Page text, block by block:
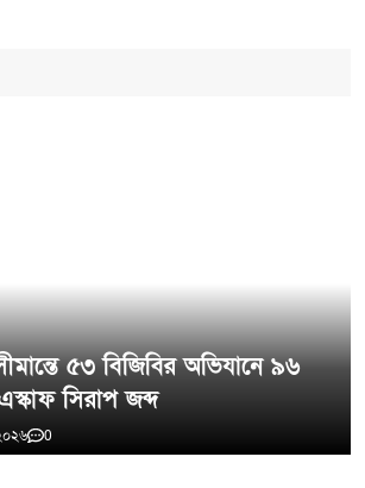
৫৩ বিজিবির অভিযানে ৯৬
সিরাপ জব্দ
0